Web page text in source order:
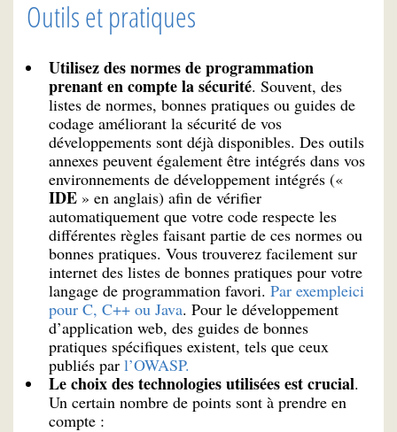
Outils et pratiques
Utilisez des normes de programmation
prenant en compte la sécurité. Souvent, des
listes de normes, bonnes pratiques ou guides de
codage améliorant la sécurité de vos
développements sont déjà disponibles. Des outils
annexes peuvent également être intégrés dans vos
environnements de développement intégrés («
IDE » en anglais) afin de vérifier
automatiquement que votre code respecte les
différentes règles faisant partie de ces normes ou
bonnes pratiques. Vous trouverez facilement sur
internet des listes de bonnes pratiques pour votre
langage de programmation favori. Par exempleici
pour C, C++ ou Java. Pour le développement
d’application web, des guides de bonnes
pratiques spécifiques existent, tels que ceux
publiés par l’OWASP.
Le choix des technologies utilisées est crucial.
Un certain nombre de points sont à prendre en
compte :